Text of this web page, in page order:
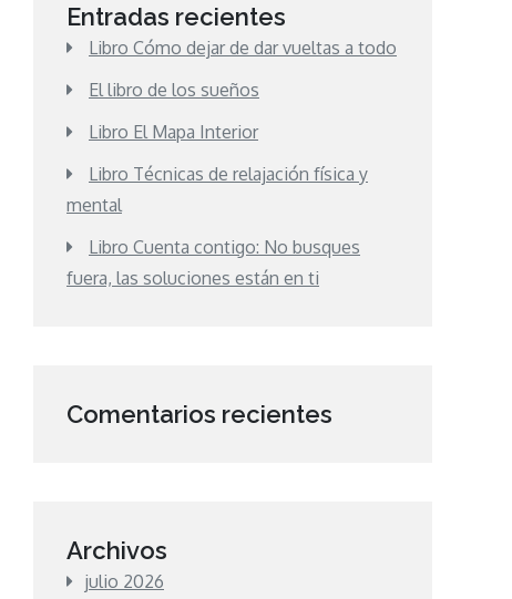
Entradas recientes
Libro Cómo dejar de dar vueltas a todo
El libro de los sueños
Libro El Mapa Interior
Libro Técnicas de relajación física y
mental
Libro Cuenta contigo: No busques
fuera, las soluciones están en ti
Comentarios recientes
Archivos
julio 2026